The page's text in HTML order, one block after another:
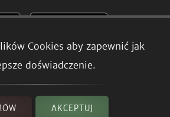
Cookies aby zapewnić jak
doświadczenie.
AKCEPTUJ